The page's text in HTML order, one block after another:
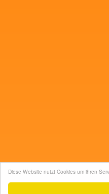
Diese Website nutzt Cookies um ihren